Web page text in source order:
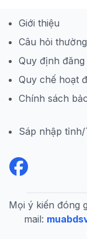
Giới thiệu
Câu hỏi
Quy định đăng
Quy chế hoạt
Chính sách
Sáp nhập tỉnh/
Mọi ý kiến đóng
mail: